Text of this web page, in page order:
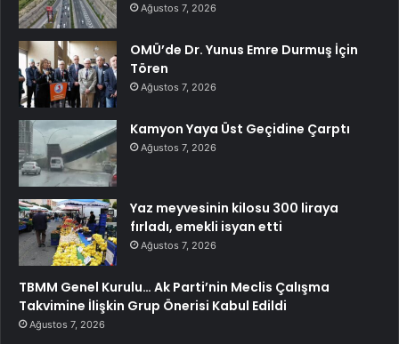
Ağustos 7, 2026
OMÜ’de Dr. Yunus Emre Durmuş İçin
Tören
Ağustos 7, 2026
Kamyon Yaya Üst Geçidine Çarptı
Ağustos 7, 2026
Yaz meyvesinin kilosu 300 liraya
fırladı, emekli isyan etti
Ağustos 7, 2026
TBMM Genel Kurulu… Ak Parti’nin Meclis Çalışma
Takvimine İlişkin Grup Önerisi Kabul Edildi
Ağustos 7, 2026